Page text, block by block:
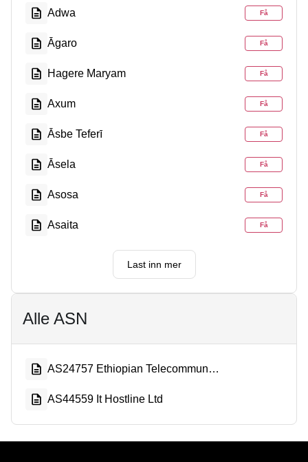
Adwa Få
Āgaro Få
Hagere Maryam Få
Axum Få
Āsbe Teferī Få
Āsela Få
Asosa Få
Asaita Få
Last inn mer
Alle ASN
AS24757 Ethiopian Telecommunication Corporation
AS44559 It Hostline Ltd